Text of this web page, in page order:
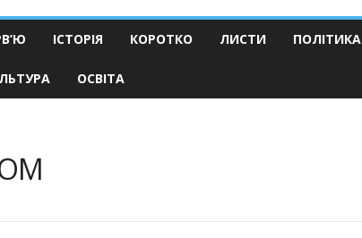
ІСТОРІЯ КОРОТКО ЛИСТИ ПОЛІТИКА
ОСВІТА